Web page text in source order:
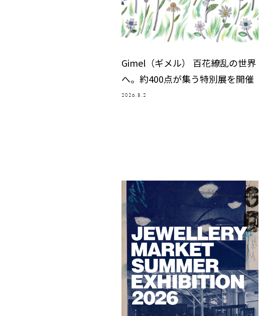
Gimel（ギメル） 百花繚乱の世界
へ。約400点が集う特別展を開催
2026.8.2